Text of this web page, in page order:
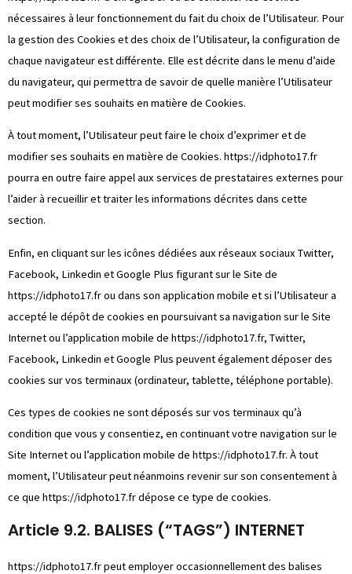
nécessaires à leur fonctionnement du fait du choix de l’Utilisateur. Pour
la gestion des Cookies et des choix de l’Utilisateur, la configuration de
chaque navigateur est différente. Elle est décrite dans le menu d’aide
du navigateur, qui permettra de savoir de quelle manière l’Utilisateur
peut modifier ses souhaits en matière de Cookies.
À tout moment, l’Utilisateur peut faire le choix d’exprimer et de
modifier ses souhaits en matière de Cookies. https://idphoto17.fr
pourra en outre faire appel aux services de prestataires externes pour
l’aider à recueillir et traiter les informations décrites dans cette
section.
Enfin, en cliquant sur les icônes dédiées aux réseaux sociaux Twitter,
Facebook, Linkedin et Google Plus figurant sur le Site de
https://idphoto17.frou dans son application mobile et si l’Utilisateur a
accepté le dépôt de cookies en poursuivant sa navigation sur le Site
Internet ou l’application mobile de https://idphoto17.fr, Twitter,
Facebook, Linkedin et Google Plus peuvent également déposer des
cookies sur vos terminaux (ordinateur, tablette, téléphone portable).
Ces types de cookies ne sont déposés sur vos terminaux qu’à
condition que vous y consentiez, en continuant votre navigation sur le
Site Internet ou l’application mobile de https://idphoto17.fr. À tout
moment, l’Utilisateur peut néanmoins revenir sur son consentement à
ce que https://idphoto17.frdépose ce type de cookies.
Article 9.2. BALISES (“TAGS”) INTERNET
https://idphoto17.frpeut employer occasionnellement des balises